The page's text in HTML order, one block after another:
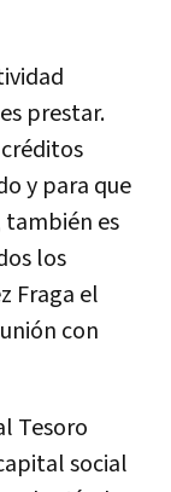
prestar.
y para que
también es
los
Fraga el
con
Tesoro
social